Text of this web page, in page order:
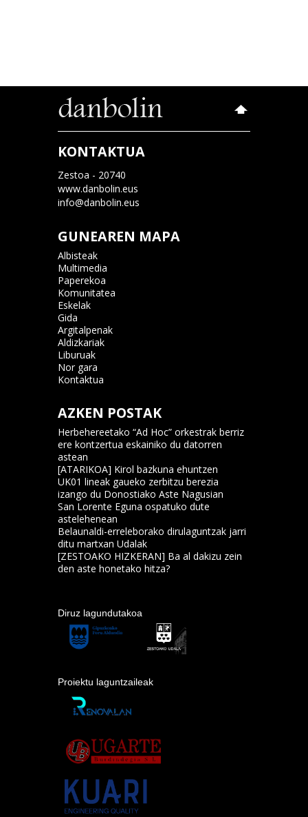
KONTAKTUA
Zestoa - 20740
www.danbolin.eus
info@danbolin.eus
GUNEAREN MAPA
Albisteak
Multimedia
Paperekoa
Komunitatea
Eskelak
Gida
Argitalpenak
Aldizkariak
Liburuak
Nor gara
Kontaktua
AZKEN POSTAK
Herbehereetako “Ad Hoc” orkestrak berriz
ere kontzertua eskainiko du datorren
astean
[ATARIKOA] Kirol bazkuna ehuntzen
UK01 lineak gaueko zerbitzu berezia
izango du Donostiako Aste Nagusian
San Lorente Eguna ospatuko dute
astelehenean
Belaunaldi-erreleborako dirulaguntzak jarri
ditu martxan Udalak
[ZESTOAKO HIZKERAN] Ba al dakizu zein
den aste honetako hitza?
Diruz lagundutakoa
Proiektu laguntzaileak